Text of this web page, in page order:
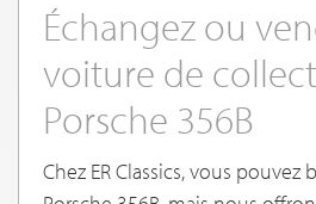
Échangez ou
voiture de
Porsche 356B
Chez ER Classics, vous